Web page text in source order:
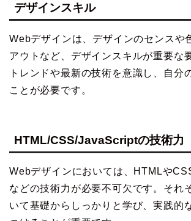
デザインスキル
Webデザインは、デザインのセンスや
アウトなど、デザインスキルが重要な
トレンドや最新の技術を意識し、自分
ことが必要です。
HTML/CSS/JavaScriptの技術力
Webデザインにおいては、HTMLや
などの技術力が必要不可欠です。それ
いて基礎からしっかりと学び、実践的